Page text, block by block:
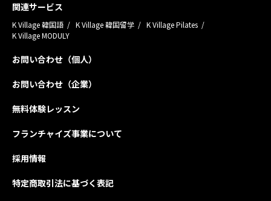
関連サービス
K Village 韓国語 K Village 韓国留学
K Village Pilates
K Village MODULY
お問い合わせ（個人）
お問い合わせ（企業）
無料体験レッスン
フランチャイズ事業について
採用情報
特定商取引法に基づく表記